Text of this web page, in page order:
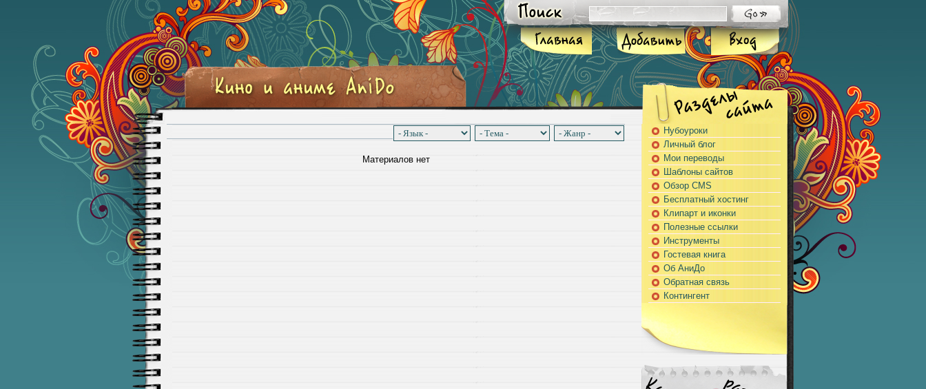
Материалов нет
Нубоуроки
Личный блог
Мои переводы
Шаблоны сайтов
Обзор CMS
Бесплатный хостинг
Клипарт и иконки
Полезные ссылки
Инструменты
Гостевая книга
Об АниДо
Обратная связь
Контингент